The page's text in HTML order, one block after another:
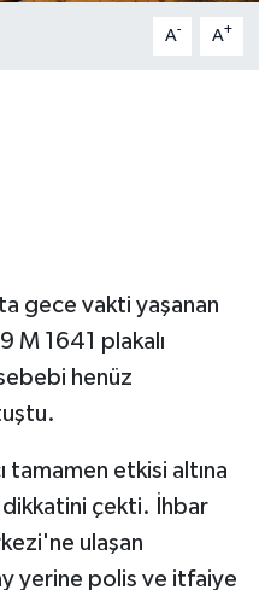
A- A+
gece vakti yaşanan
M 1641 plakalı
henüz
tamamen etkisi altına
dikkatini çekti. İhbar
ulaşan
yerine polis ve itfaiye